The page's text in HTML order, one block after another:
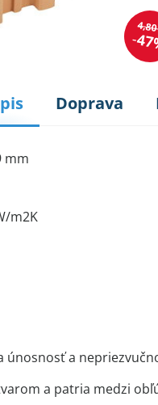
Doprava
mm
m2K
únosnosť a
a patria medzi